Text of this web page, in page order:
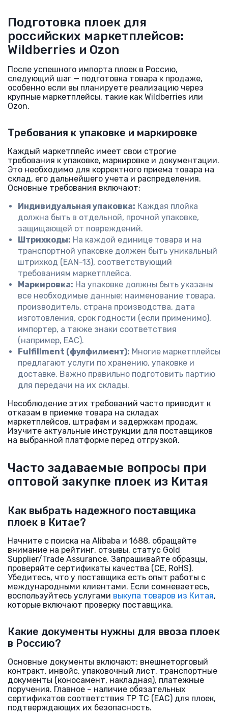
Подготовка плоек для
российских маркетплейсов:
Wildberries и Ozon
После успешного импорта плоек в Россию,
следующий шаг — подготовка товара к продаже,
особенно если вы планируете реализацию через
крупные маркетплейсы, такие как Wildberries или
Ozon.
Требования к упаковке и маркировке
Каждый маркетплейс имеет свои строгие
требования к упаковке, маркировке и документации.
Это необходимо для корректного приема товара на
склад, его дальнейшего учета и распределения.
Основные требования включают:
Индивидуальная упаковка: Каждая плойка
должна быть в отдельной, прочной упаковке,
защищающей от повреждений.
Штрихкоды: На каждой единице товара и на
транспортной упаковке должен быть уникальный
штрихкод (EAN-13), соответствующий
требованиям маркетплейса.
Маркировка: На упаковке должны быть указаны
все необходимые данные: наименование товара,
производитель, страна производства, дата
изготовления, срок годности (если применимо),
импортер, а также знаки соответствия
(например, ЕАС).
Fulfillment (фулфилмент): Многие маркетплейсы
предлагают услуги по хранению, упаковке и
доставке. Важно правильно подготовить партию
для передачи на их склады.
Несоблюдение этих требований часто приводит к
отказам в приемке товара на складах
маркетплейсов, штрафам и задержкам продаж.
Изучите актуальные инструкции для поставщиков
на выбранной платформе перед отгрузкой.
Часто задаваемые вопросы при
оптовой закупке плоек из Китая
Как выбрать надежного поставщика
плоек в Китае?
Начните с поиска на Alibaba и 1688, обращайте
внимание на рейтинг, отзывы, статус Gold
Supplier/Trade Assurance. Запрашивайте образцы,
проверяйте сертификаты качества (CE, RoHS).
Убедитесь, что у поставщика есть опыт работы с
международными клиентами. Если сомневаетесь,
воспользуйтесь услугами выкупа товаров из Китая,
которые включают проверку поставщика.
Какие документы нужны для ввоза плоек
в Россию?
Основные документы включают: внешнеторговый
контракт, инвойс, упаковочный лист, транспортные
документы (коносамент, накладная), платежные
поручения. Главное – наличие обязательных
сертификатов соответствия ТР ТС (ЕАС) для плоек,
подтверждающих их безопасность.